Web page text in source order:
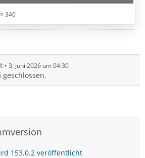
340
3. Juni 2026 um 04:30
geschlossen.
153.0.2 veröffentlicht